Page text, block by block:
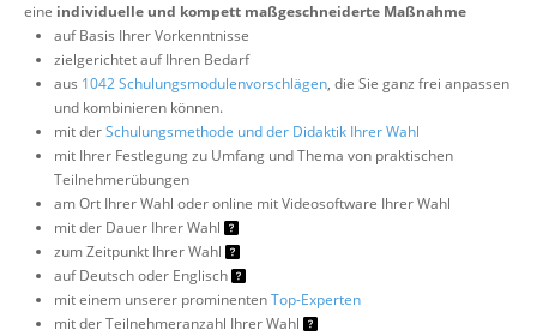
eine individuelle und kompett maßgeschneiderte Maßnahme
auf Basis Ihrer Vorkenntnisse
zielgerichtet auf Ihren Bedarf
aus 1042 Schulungsmodulenvorschlägen, die Sie ganz frei anpassen
und kombinieren können.
mit derSchulungsmethode und der Didaktik Ihrer Wahl
mit Ihrer Festlegung zu Umfang und Thema von praktischen
Teilnehmerübungen
am Ort Ihrer Wahl oder online mit Videosoftware Ihrer Wahl
mit der Dauer Ihrer Wahl
zum Zeitpunkt Ihrer Wahl
auf Deutsch oder Englisch
mit einem unserer prominentenTop-Experten
mit der Teilnehmeranzahl Ihrer Wahl